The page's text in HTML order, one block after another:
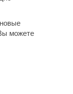
можете